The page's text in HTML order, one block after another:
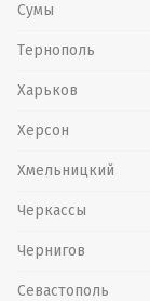
Сумы
Тернополь
Харьков
Херсон
Хмельницкий
Черкассы
Чернигов
Севастополь